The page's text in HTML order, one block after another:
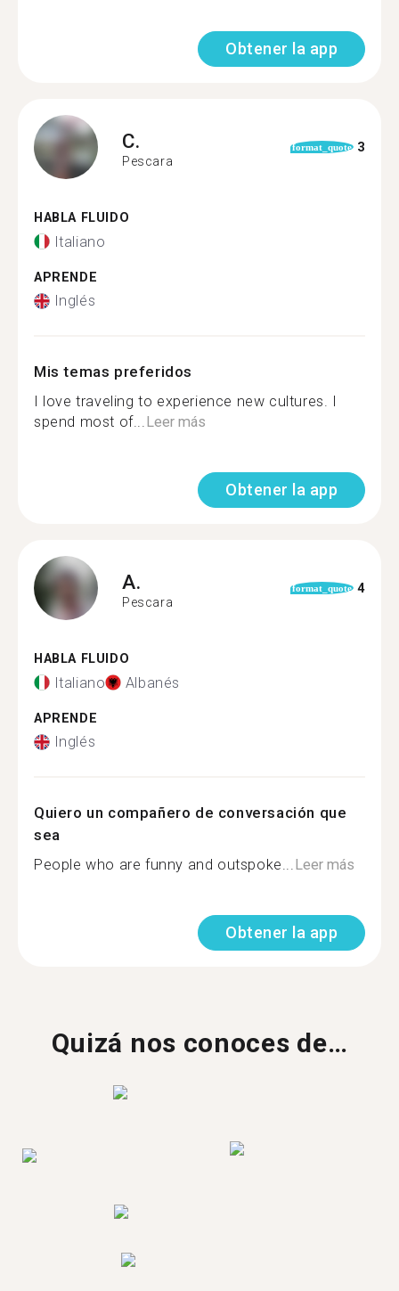
Obtener la app
C.
Pescara
format_quote 3
HABLA FLUIDO
Italiano
APRENDE
Inglés
Mis temas preferidos
I love traveling to experience new cultures. I
spend most of...Leer más
Obtener la app
A.
Pescara
format_quote 4
HABLA FLUIDO
Italiano Albanés
APRENDE
Inglés
Quiero un compañero de conversación que
sea
People who are funny and outspoke...Leer más
Obtener la app
Quizá nos conoces de…